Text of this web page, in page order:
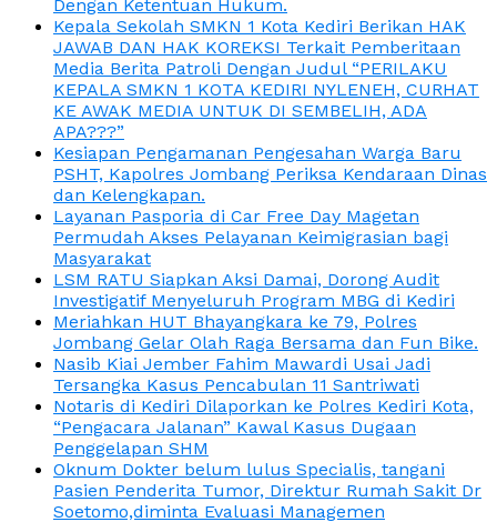
Dengan Ketentuan Hukum.
Kepala Sekolah SMKN 1 Kota Kediri Berikan HAK
JAWAB DAN HAK KOREKSI Terkait Pemberitaan
Media Berita Patroli Dengan Judul “PERILAKU
KEPALA SMKN 1 KOTA KEDIRI NYLENEH, CURHAT
KE AWAK MEDIA UNTUK DI SEMBELIH, ADA
APA???”
Kesiapan Pengamanan Pengesahan Warga Baru
PSHT, Kapolres Jombang Periksa Kendaraan Dinas
dan Kelengkapan.
Layanan Pasporia di Car Free Day Magetan
Permudah Akses Pelayanan Keimigrasian bagi
Masyarakat
LSM RATU Siapkan Aksi Damai, Dorong Audit
Investigatif Menyeluruh Program MBG di Kediri
Meriahkan HUT Bhayangkara ke 79, Polres
Jombang Gelar Olah Raga Bersama dan Fun Bike.
Nasib Kiai Jember Fahim Mawardi Usai Jadi
Tersangka Kasus Pencabulan 11 Santriwati
Notaris di Kediri Dilaporkan ke Polres Kediri Kota,
“Pengacara Jalanan” Kawal Kasus Dugaan
Penggelapan SHM
Oknum Dokter belum lulus Specialis, tangani
Pasien Penderita Tumor, Direktur Rumah Sakit Dr
Soetomo,diminta Evaluasi Managemen